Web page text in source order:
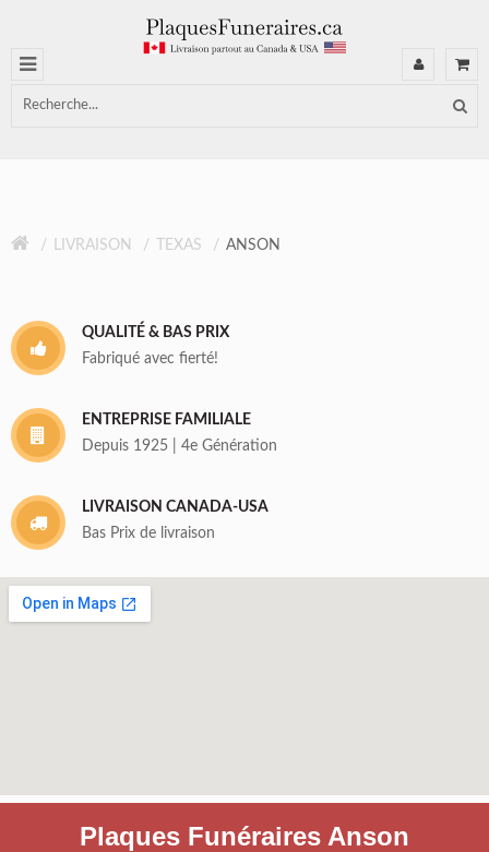
LIVRAISON TEXAS ANSON
QUALITÉ & BAS PRIX
Fabriqué avec fierté!
ENTREPRISE FAMILIALE
Depuis 1925 | 4e Génération
LIVRAISON CANADA-USA
Bas Prix de livraison
Plaques Funéraires Anson